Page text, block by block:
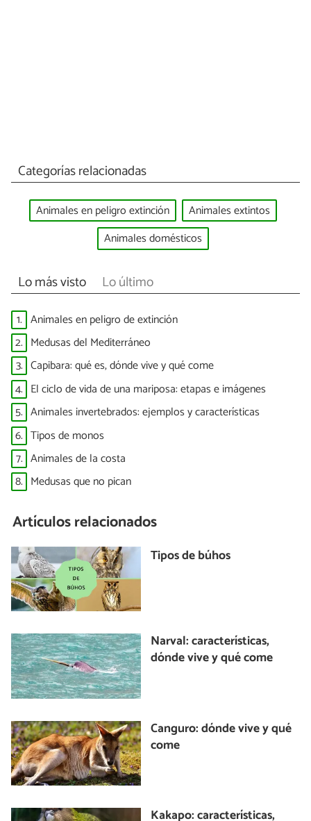
Categorías relacionadas
Animales en peligro extinción
Animales extintos
Animales domésticos
Lo más visto Lo último
1. Animales en peligro de extinción
2. Medusas del Mediterráneo
3. Capibara: qué es, dónde vive y qué come
4. El ciclo de vida de una mariposa: etapas e imágenes
5. Animales invertebrados: ejemplos y características
6. Tipos de monos
7. Animales de la costa
8. Medusas que no pican
Artículos relacionados
Tipos de búhos
Narval: características,
dónde vive y qué come
Canguro: dónde vive y qué
come
Kakapo: características,